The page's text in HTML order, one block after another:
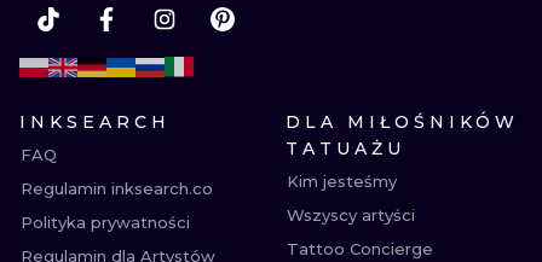
INKSEARCH
FAQ
Regulamin inksearch.co
Polityka prywatności
Regulamin dla Artystów
DLA MIŁOŚNIKÓW
TATUAŻU
Kim jesteśmy
Wszyscy artyści
Tattoo Concierge